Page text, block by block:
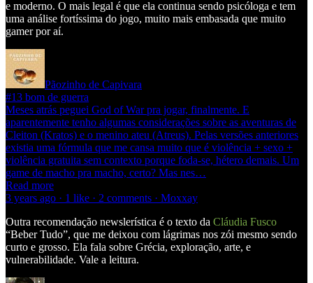
e moderno. O mais legal é que ela continua sendo psicóloga e tem
uma análise fortíssima do jogo, muito mais embasada que muito
gamer por aí.
Pãozinho de Capivara
#13 bom de guerra
Meses atrás peguei God of War pra jogar, finalmente. E
aparentemente tenho algumas considerações sobre as aventuras de
Cleiton (Kratos) e o menino ateu (Atreus). Pelas versões anteriores
existia uma fórmula que me cansa muito que é violência + sexo +
violência gratuita sem contexto porque foda-se, hétero demais. Um
game de macho pra macho, certo? Mas nes…
Read more
3 years ago · 1 like · 2 comments · Moxxay
Outra recomendação newslerística é o texto da Cláudia Fusco
“Beber Tudo”, que me deixou com lágrimas nos zói mesmo sendo
curto e grosso. Ela fala sobre Grécia, exploração, arte, e
vulnerabilidade. Vale a leitura.